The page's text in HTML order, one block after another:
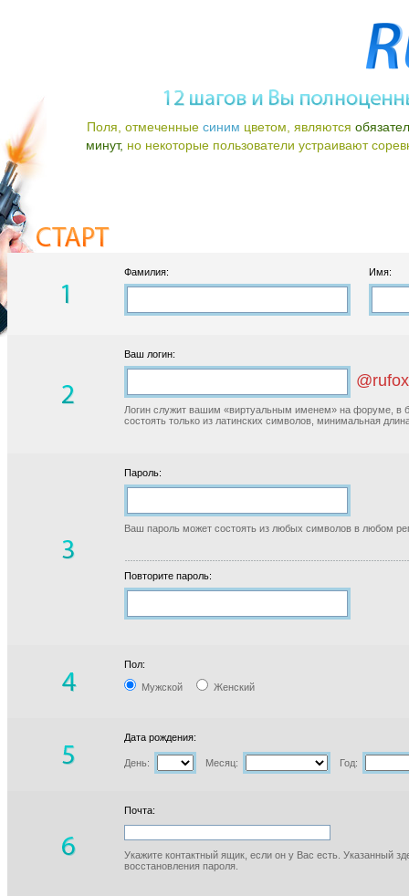
Поля, отмеченные синим цветом, являются
минут, но некоторые пользователи устраивают
Фамилия: Имя:
Ваш логин:
Логин служит вашим «виртуальным именем» на форуме, в
состоять только из латинских символов, минимальная
Пароль:
Ваш пароль может состоять из любых символов в любом
Повторите пароль:
Пол:
Мужской Женский
Дата рождения:
День: Месяц: Год:
Почта:
Укажите контактный ящик, если он у Вас есть. Указанный
восстановления пароля.